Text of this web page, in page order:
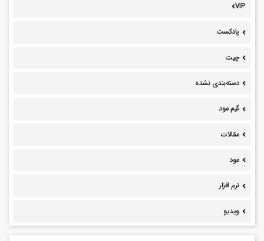
VIP
پادکست
چیت
دسته‌بندی نشده
گیم مود
مقالات
مود
نرم افزار
ویدیو